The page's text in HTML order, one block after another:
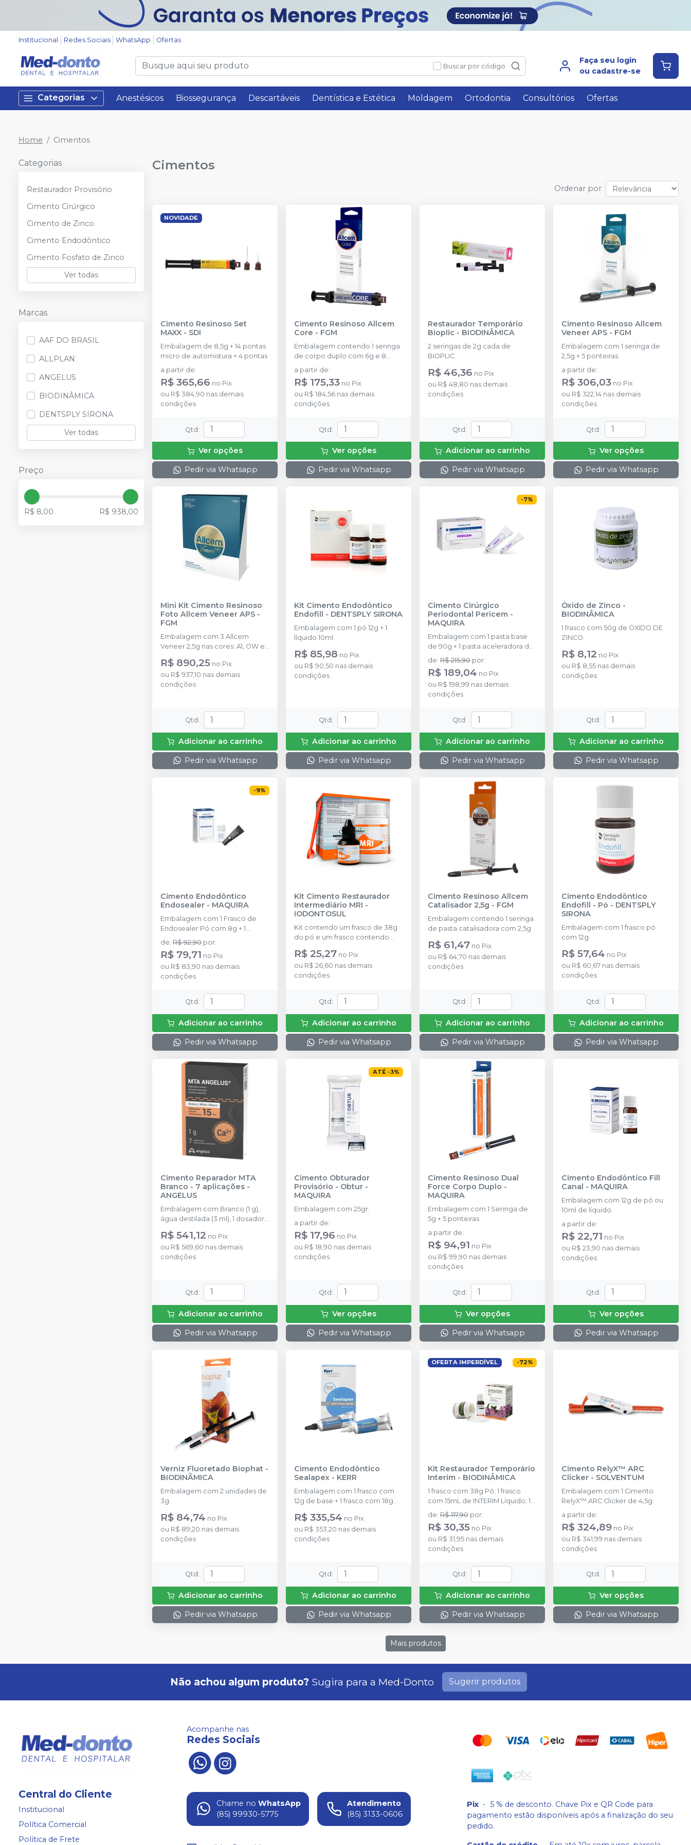
Institucional Redes Sociais WhatsApp Ofertas
Buscar por código
Faça seu login
ou cadastre-se
Categorias Anestésicos Biossegurança Descartáveis Dentística e Estética Moldagem Ortodontia Consultórios Ofertas
Home Cimentos
Categorias
Restaurador Provisório
Cimento Cirúrgico
Cimento de Zinco
Cimento Endodôntico
Cimento Fosfato de Zinco
Ver todas
Marcas
AAF DO BRASIL
ALLPLAN
ANGELUS
BIODINÂMICA
DENTSPLY SIRONA
Ver todas
Preço
R$ 8,00 R$ 938,00
Cimentos
Ordenar por
NOVIDADE
Cimento Resinoso Set
MAXX - SDI
Embalagem de 8,5g + 14 pontas
micro de automistura + 4 pontas
a partir de:
R$ 365,66 no Pix
ou R$ 384,90 nas demais
condições
Qtd:
Ver opções
Pedir via Whatsapp
Cimento Resinoso Allcem
Core - FGM
Embalagem contendo 1 seringa
de corpo duplo com 6g e 8
ponteiras
a partir de:
R$ 175,33 no Pix
ou R$ 184,56 nas demais
condições
Qtd:
Ver opções
Pedir via Whatsapp
Restaurador Temporário
Bioplic - BIODINÂMICA
2 seringas de 2g cada de
BIOPLIC.
R$ 46,36 no Pix
ou R$ 48,80 nas demais
condições
Qtd:
Adicionar ao carrinho
Pedir via Whatsapp
Cimento Resinoso Allcem
Veneer APS - FGM
Embalagem com 1 seringa de
2,5g + 5 ponteiras.
a partir de:
R$ 306,03 no Pix
ou R$ 322,14 nas demais
condições
Qtd:
Ver opções
Pedir via Whatsapp
Mini Kit Cimento Resinoso
Foto Allcem Veneer APS -
FGM
Embalagem com 3 Allcem
Veneer 2,5g nas cores: A1, OW e
Trans. 3 Allcem Veneer Try-in 2g
nas cores: A1, OW e Trans. 1
Ambar APS 2ml. Ponteiras de
aplicação.
R$ 890,25 no Pix
ou R$ 937,10 nas demais
condições
Qtd :
Adicionar ao carrinho
Pedir via Whatsapp
Kit Cimento Endodôntico
Endofill
- DENTSPLY SIRONA
Embalagem com 1 pó 12g + 1
líquido 10ml.
R$ 85,98 no Pix
ou R$ 90,50 nas demais
condições
Qtd :
Adicionar ao carrinho
Pedir via Whatsapp
-7%
Cimento Cirúrgico
Periodontal Pericem -
MAQUIRA
Embalagem com 1 pasta base
de 90g + 1 pasta aceleradora de
90g e 1 bloco de espatulação.
de: R$ 215,90 por:
R$ 189,04 no Pix
ou R$ 198,99 nas demais
condições
Qtd :
Adicionar ao carrinho
Pedir via Whatsapp
Óxido de Zinco -
BIODINÂMICA
1 frasco com 50g de ÓXIDO DE
ZINCO.
R$ 8,12 no Pix
ou R$ 8,55 nas demais
condições
Qtd :
Adicionar ao carrinho
Pedir via Whatsapp
-9%
Cimento Endodôntico
Endosealer - MAQUIRA
Embalagem com 1 Frasco de
Endosealer Pó com 8g + 1
Bisnaga de Endosealer Resina
com 9g.
de: R$ 92,90 por:
R$ 79,71 no Pix
ou R$ 83,90 nas demais
condições
Qtd :
Adicionar ao carrinho
Pedir via Whatsapp
Kit Cimento Restaurador
Intermediário MRI -
IODONTOSUL
Kit contendo um frasco de 38g
do pó e um frasco contendo
R$ 25,27 no Pix
ou R$ 26,60 nas demais
condições
Qtd :
Adicionar ao carrinho
Pedir via Whatsapp
Cimento Resinoso Allcem
Catalisador 2,5g - FGM
Embalagem contendo 1 seringa
de pasta catalisadora com 2,5g
R$ 61,47 no Pix
ou R$ 64,70 nas demais
condições
Qtd :
Adicionar ao carrinho
Pedir via Whatsapp
Cimento Endodôntico
Endofill - Pó - DENTSPLY
SIRONA
Embalagem com 1 frasco pó
com 12g.
R$ 57,64 no Pix
ou R$ 60,67 nas demais
condições
Qtd :
Adicionar ao carrinho
Pedir via Whatsapp
Cimento Reparador MTA
Branco - 7 aplicações -
ANGELUS
Embalagem com Branco (1 g),
água destilada (3 ml), 1 dosador
de pó.
R$ 541,12 no Pix
ou R$ 569,60 nas demais
condições
Qtd :
Adicionar ao carrinho
Pedir via Whatsapp
ATÉ -3%
Cimento Obturador
Provisório - Obtur -
MAQUIRA
Embalagem com 25gr.
a partir de:
R$ 17,96 no Pix
ou R$ 18,90 nas demais
condições
Qtd :
Ver opções
Pedir via Whatsapp
Cimento Resinoso Dual
Force Corpo Duplo -
MAQUIRA
Embalagem com 1 Seringa de
5g + 5 ponteiras.
a partir de:
R$ 94,91 no Pix
ou R$ 99,90 nas demais
condições
Qtd :
Ver opções
Pedir via Whatsapp
Cimento Endodôntico Fill
Canal - MAQUIRA
Embalagem com 12g de pó ou
10ml de líquido.
a partir de:
R$ 22,71 no Pix
ou R$ 23,90 nas demais
condições
Qtd :
Ver opções
Pedir via Whatsapp
Verniz Fluoretado Biophat -
BIODINÂMICA
Embalagem com 2 unidades de
3g.
R$ 84,74 no Pix
ou R$ 89,20 nas demais
condições
Qtd :
Adicionar ao carrinho
Pedir via Whatsapp
Cimento Endodôntico
Sealapex - KERR
Embalagem com 1 frasco com
12g de base + 1 frasco com 18g
uso.
R$ 335,54 no Pix
ou R$ 353,20 nas demais
condições
Qtd :
Adicionar ao carrinho
Pedir via Whatsapp
OFERTA IMPERDÍVEL -72%
Kit Restaurador Temporário
Interim - BIODINÂMICA
1 frasco com 38g Pó; 1 frasco
com 15mL de INTERIM Líquido; 1
Dosador Laranja.
de: R$ 117,90 por:
R$ 30,35 no Pix
ou R$ 31,95 nas demais
condições
Qtd :
Adicionar ao carrinho
Pedir via Whatsapp
Cimento RelyX™ ARC
Clicker - SOLVENTUM
Embalagem com 1 Cimento
RelyX™ ARC Clicker de 4,5g.
a partir de:
R$ 324,89 no Pix
ou R$ 341,99 nas demais
condições
Qtd :
Ver opções
Pedir via Whatsapp
Mais produtos
Não achou algum produto? Sugira para a Med-Donto Sugerir produtos
Central do Cliente
Institucional
Política Comercial
Política de Frete
Acompanhe nas
Redes Sociais
Chame no WhatsApp
(85) 99930-5775
Atendimento
(85) 3133-0606
Pix - 5 % de desconto. Chave Pix e QR Code para
pagamento estão disponíveis após a finalização do seu
pedido.